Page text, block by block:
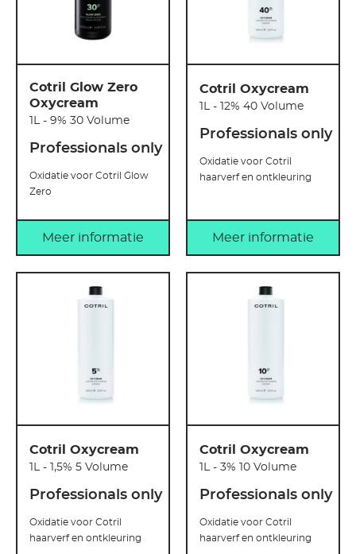
Cotril Glow Zero
Oxycream
1L - 9% 30 Volume
Professionals only
Oxidatie voor Cotril Glow
Zero
Meer informatie
Cotril Oxycream
1L - 12% 40 Volume
Professionals only
Oxidatie voor Cotril
haarverf en ontkleuring
Meer informatie
Cotril Oxycream
1L - 1,5% 5 Volume
Professionals only
Oxidatie voor Cotril
haarverf en ontkleuring
Cotril Oxycream
1L - 3% 10 Volume
Professionals only
Oxidatie voor Cotril
haarverf en ontkleuring